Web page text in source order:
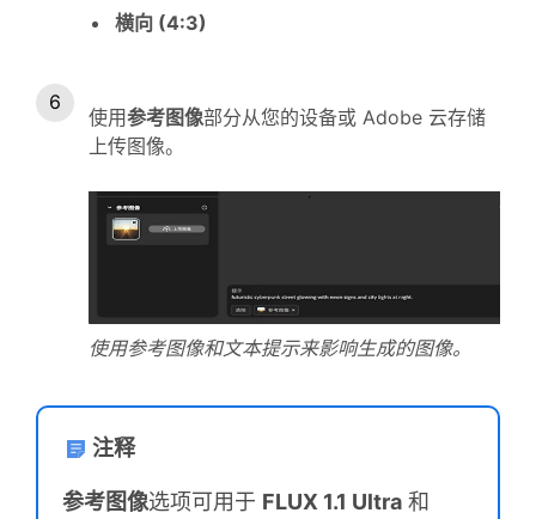
横向 (4:3)
使用参考图像部分从您的设备或 Adobe 云存储
上传图像。
使用参考图像和文本提示来影响生成的图像。
注释
参考图像选项可用于 FLUX 1.1 Ultra 和